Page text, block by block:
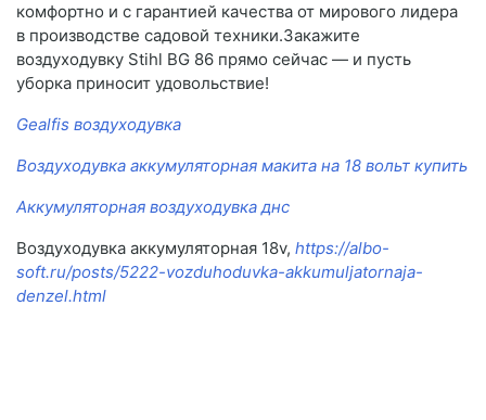
комфортно и с гарантией качества от мирового лидера
в производстве садовой техники.Закажите
воздуходувку Stihl BG 86 прямо сейчас — и пусть
уборка приносит удовольствие!
Gealfis воздуходувка
Воздуходувка аккумуляторная макита на 18 вольт купить
Аккумуляторная воздуходувка днс
Воздуходувка аккумуляторная 18v, https://albo-
soft.ru/posts/5222-vozduhoduvka-akkumuljatornaja-
denzel.html